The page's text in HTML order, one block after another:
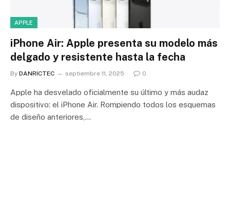
APPLE
iPhone Air: Apple presenta su modelo más
delgado y resistente hasta la fecha
By DANRICTEC septiembre 11, 2025 0
Apple ha desvelado oficialmente su último y más audaz
dispositivo: el iPhone Air. Rompiendo todos los esquemas
de diseño anteriores,…